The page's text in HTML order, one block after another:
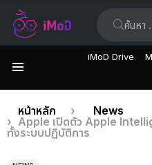
iMoD Drive
เรื่อง
ล่าสุด
คุณอยู่ที่นี่:
หน้าหลัก
News
Apple เปิดตัว Apple
ทั้งระบบปฏิบัติการ